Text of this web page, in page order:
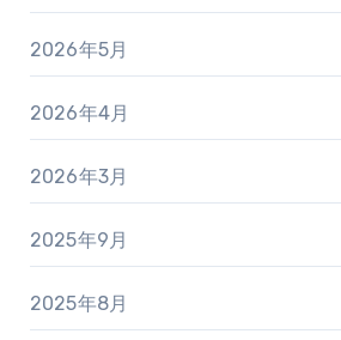
2026年5月
2026年4月
2026年3月
2025年9月
2025年8月